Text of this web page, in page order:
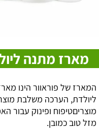
מארז מתנה
המארז של פוראוור הינו
ליולדת, הערכה משלבת
מוצריםטיפוח ופינוק עבור
מזל טוב כמובן.